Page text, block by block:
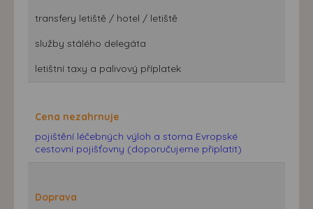
transfery letiště / hotel / letiště
služby stálého delegáta
letištní taxy a palivový příplatek
Cena nezahrnuje
pojištění léčebných výloh a storna Evropské
cestovní pojišťovny (doporučujeme připlatit)
Doprava